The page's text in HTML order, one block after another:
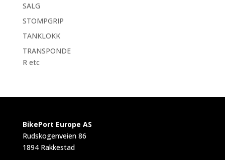
SALG
STOMPGRIP
TANKLOKK
TRANSPONDE
R etc
BikePort Europe AS
Rudskogenveien 86
1894 Rakkestad